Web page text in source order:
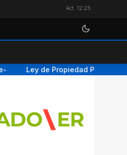
Act. 12:25
Ley de Propiedad Privada: